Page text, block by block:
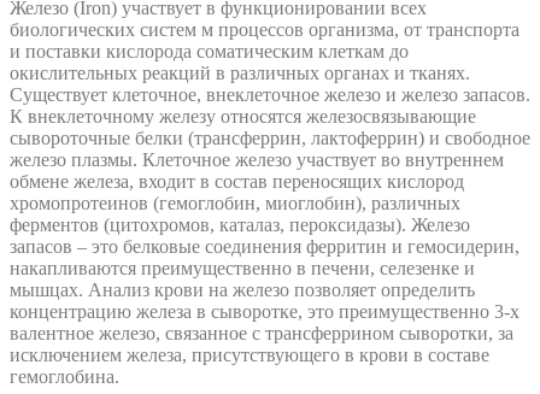
Железо (Iron) участвует в функционировании всех
биологических систем м процессов организма, от транспорта
и поставки кислорода соматическим клеткам до
окислительных реакций в различных органах и тканях.
Существует клеточное, внеклеточное железо и железо запасов.
К внеклеточному железу относятся железосвязывающие
сывороточные белки (трансферрин, лактоферрин) и свободное
железо плазмы. Клеточное железо участвует во внутреннем
обмене железа, входит в состав переносящих кислород
хромопротеинов (гемоглобин, миоглобин), различных
ферментов (цитохромов, каталаз, пероксидазы). Железо
запасов – это белковые соединения ферритин и гемосидерин,
накапливаются преимущественно в печени, селезенке и
мышцах. Анализ крови на железо позволяет определить
концентрацию железа в сыворотке, это преимущественно 3-х
валентное железо, связанное с трансферрином сыворотки, за
исключением железа, присутствующего в крови в составе
гемоглобина.